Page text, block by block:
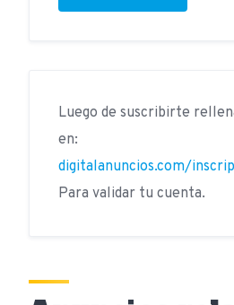
Luego de suscribirte
en:
digitalanuncios.com/
Para validar tu cuenta.